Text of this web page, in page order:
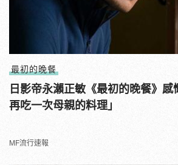
最初的晚餐
日影帝永瀨正敏《最初的晚餐》
再吃一次母親的料理」
MF流行速報